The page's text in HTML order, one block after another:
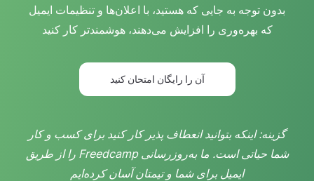
بدون توجه به جایی که هستید، با اعلان‌ها و تنظیمات ایمیل
که بهره‌وری را افزایش می‌دهند، هوشمندتر کار کنید
آن را رایگان امتحان کنید
گزینه: اینکه بتوانید انعطاف پذیر کار کنید برای کسب و کار
شما حیاتی است. ما به‌روزرسانی Freedcamp را از طریق
ایمیل برای شما و تیمتان آسان کرده‌ایم